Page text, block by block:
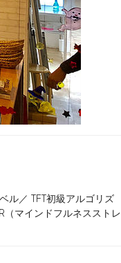
ル／ TFT初級アルゴリズ
（マインドフルネスストレ